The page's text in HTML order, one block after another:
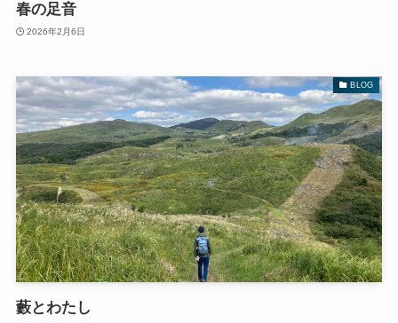
春の足音
2026年2月6日
BLOG
藪とわたし